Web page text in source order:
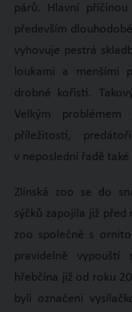
párů. Hlavní
především
vyhovuje pestrá
loukami a menšími
drobné kořisti.
Velkým
příležitostí,
v neposlední řadě
Zlínská zoo se do
sýčků zapojila již před
zoo společně s
pravidelně vypouští
hřebčína již od roku
byli označeni